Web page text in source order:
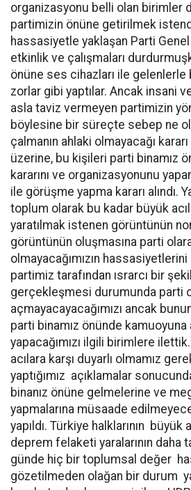
organizasyonu belli olan birimler
partimizin önüne getirilmek
hassasiyetle yaklaşan Parti
etkinlik ve çalışmaları
önüne ses cihazları ile
zorlar gibi yaptılar. Ancak insani
asla taviz vermeyen partimizin
böylesine bir süreçte sebep ne
çalmanın ahlaki olmayacağı
üzerine, bu kişileri parti binamız
kararını ve organizasyonunu
ile görüşme yapma kararı alındı.
toplum olarak bu kadar büyük
yaratılmak istenen görüntünün
görüntünün oluşmasına parti
olmayacağımızın
partimiz tarafından ısrarcı bir
gerçekleşmesi durumunda parti
açmayacayacağımızı ancak
parti binamız önünde kamuoyuna
yapacağımızı ilgili birimlere
acılara karşı duyarlı olmamız
yaptığımız açıklamalar
binanız önüne gelmelerine ve
yapmalarına müsaade
yapıldı. Türkiye halklarının büyük
deprem felaketi yaralarının
günde hiç bir toplumsal değer
gözetilmeden olağan bir durum